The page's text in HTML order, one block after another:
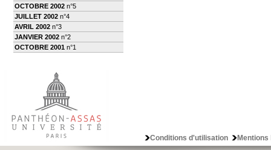
OCTOBRE 2002 n°5
JUILLET 2002 n°4
AVRIL 2002 n°3
JANVIER 2002 n°2
OCTOBRE 2001 n°1
Conditions d'utilisation Mentions